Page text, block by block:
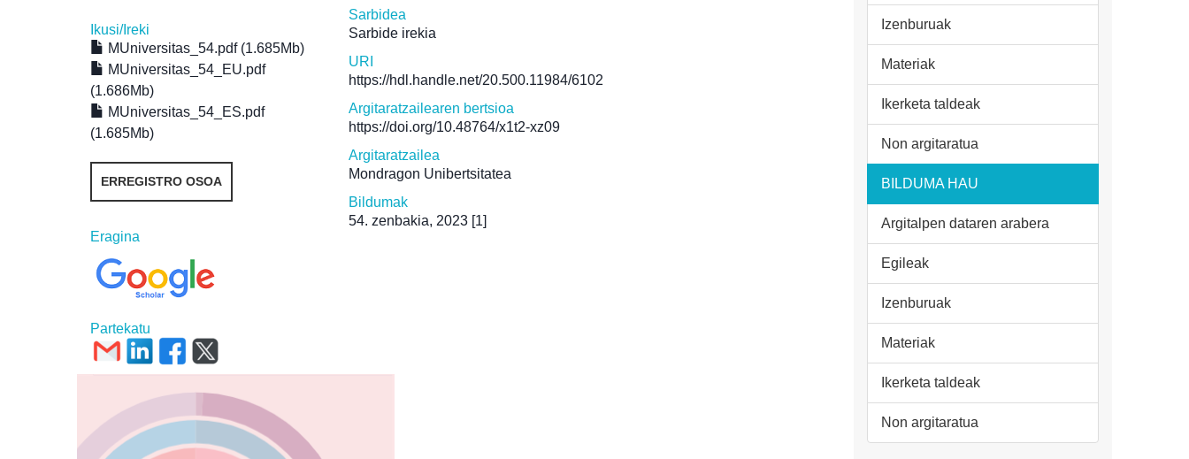
Ikusi/Ireki
MUniversitas_54.pdf (1.685Mb)
MUniversitas_54_EU.pdf
(1.686Mb)
MUniversitas_54_ES.pdf
(1.685Mb)
ERREGISTRO OSOA
Eragina
Partekatu
Sarbidea
Sarbide irekia
URI
https://hdl.handle.net/20.500.11984/6102
Argitaratzailearen bertsioa
https://doi.org/10.48764/x1t2-xz09
Argitaratzailea
Mondragon Unibertsitatea
Bildumak
54. zenbakia, 2023 [1]
Izenburuak
Materiak
Ikerketa taldeak
Non argitaratua
BILDUMA HAU
Argitalpen dataren arabera
Egileak
Izenburuak
Materiak
Ikerketa taldeak
Non argitaratua